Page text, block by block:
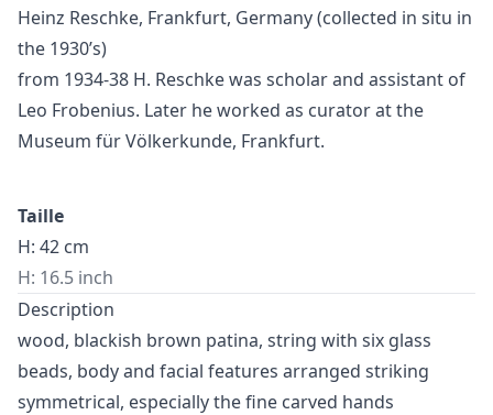
Heinz Reschke, Frankfurt, Germany (collected in situ in
the 1930’s)
from 1934-38 H. Reschke was scholar and assistant of
Leo Frobenius. Later he worked as curator at the
Museum für Völkerkunde, Frankfurt.
Taille
H: 42 cm
H: 16.5 inch
Description
wood, blackish brown patina, string with six glass
beads, body and facial features arranged striking
symmetrical, especially the fine carved hands